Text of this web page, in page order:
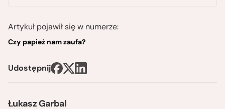
Łukasz Garbal
Artykuł pojawił się w numerze:
Czy papież nam zaufa?
Udostępnij